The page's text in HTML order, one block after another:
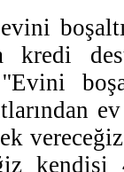
kredi
kendisi